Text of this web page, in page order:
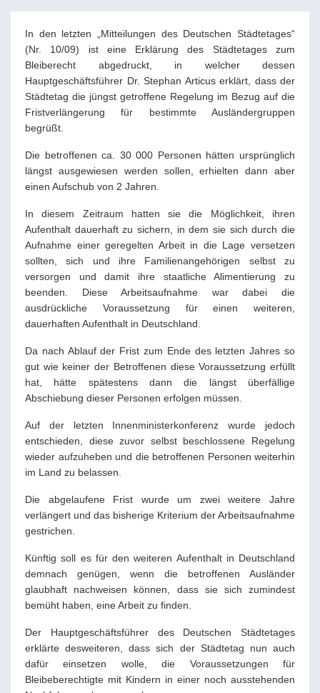
In den letzten „Mitteilungen des Deutschen Städtetages“
(Nr. 10/09) ist eine Erklärung des Städtetages zum
Bleiberecht abgedruckt, in welcher dessen
Hauptgeschäftsführer Dr. Stephan Articus erklärt, dass der
Städtetag die jüngst getroffene Regelung im Bezug auf die
Fristverlängerung für bestimmte Ausländergruppen
begrüßt.
Die betroffenen ca. 30 000 Personen hätten ursprünglich
längst ausgewiesen werden sollen, erhielten dann aber
einen Aufschub von 2 Jahren.
In diesem Zeitraum hatten sie die Möglichkeit, ihren
Aufenthalt dauerhaft zu sichern, in dem sie sich durch die
Aufnahme einer geregelten Arbeit in die Lage versetzen
sollten, sich und ihre Familienangehörigen selbst zu
versorgen und damit ihre staatliche Alimentierung zu
beenden. Diese Arbeitsaufnahme war dabei die
ausdrückliche Voraussetzung für einen weiteren,
dauerhaften Aufenthalt in Deutschland.
Da nach Ablauf der Frist zum Ende des letzten Jahres so
gut wie keiner der Betroffenen diese Voraussetzung erfüllt
hat, hätte spätestens dann die längst überfällige
Abschiebung dieser Personen erfolgen müssen.
Auf der letzten Innenministerkonferenz wurde jedoch
entschieden, diese zuvor selbst beschlossene Regelung
wieder aufzuheben und die betroffenen Personen weiterhin
im Land zu belassen.
Die abgelaufene Frist wurde um zwei weitere Jahre
verlängert und das bisherige Kriterium der Arbeitsaufnahme
gestrichen.
Künftig soll es für den weiteren Aufenthalt in Deutschland
demnach genügen, wenn die betroffenen Ausländer
glaubhaft nachweisen können, dass sie sich zumindest
bemüht haben, eine Arbeit zu finden.
Der Hauptgeschäftsführer des Deutschen Städtetages
erklärte desweiteren, dass sich der Städtetag nun auch
dafür einsetzen wolle, die Voraussetzungen für
Bleibeberechtigte mit Kindern in einer noch ausstehenden